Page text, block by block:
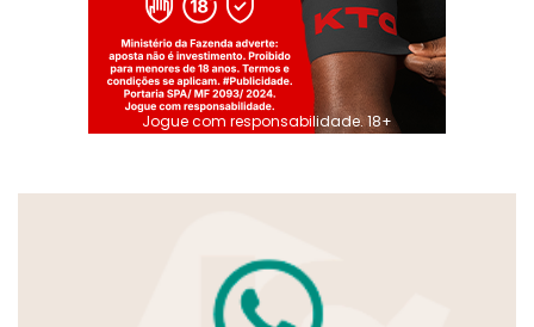
Jogue com responsabilidade. 18+